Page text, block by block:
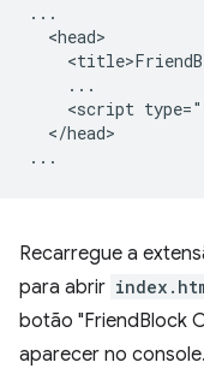
...
  <head>
    ...
<script
  </head>
Recarregue a
para abrir
botão "FriendBlock
aparecer no console.